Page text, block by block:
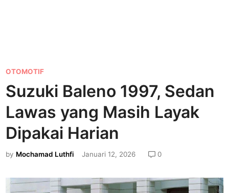
P
o
s
e
d
i
OTOMOTIF
Suzuki Baleno 1997, Sedan
Lawas yang Masih Layak
Dipakai Harian
by Mochamad Luthfi Januari 12, 2026 0